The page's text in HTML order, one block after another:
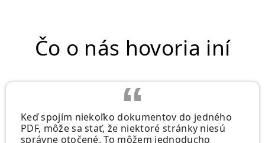
Čo o nás hovoria iní
Keď spojím niekoľko dokumentov do jedného
PDF, môže sa stať, že niektoré stránky niesú
správne otočené. To môžem jednoducho